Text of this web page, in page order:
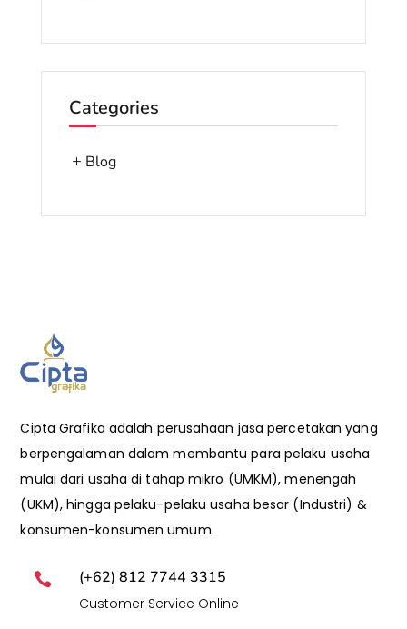
Categories
Blog
Cipta Grafika adalah perusahaan jasa percetakan yang
berpengalaman dalam membantu para pelaku usaha
mulai dari usaha di tahap mikro (UMKM), menengah
(UKM), hingga pelaku-pelaku usaha besar (Industri) &
konsumen-konsumen umum.
 (+62) 812 7744 3315
Customer Service Online